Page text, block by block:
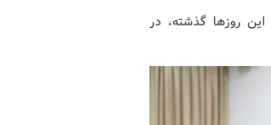
روزها گذشته، در